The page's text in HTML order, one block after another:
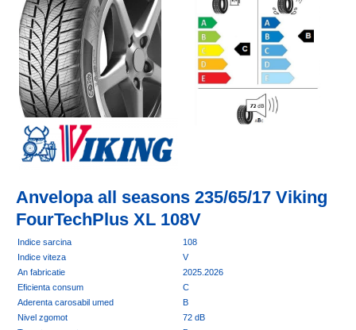
Anvelopa all seasons 235/65/17 Viking
FourTechPlus XL 108V
Indice sarcina
108
Indice viteza
V
An fabricatie
2025.2026
Eficienta consum
C
Aderenta carosabil umed
B
Nivel zgomot
72 dB